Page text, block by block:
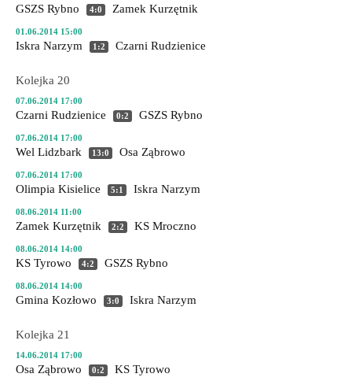
GSZS Rybno 4:0 Zamek Kurzętnik
01.06.2014 15:00
Iskra Narzym 1:2 Czarni Rudzienice
Kolejka 20
07.06.2014 17:00
Czarni Rudzienice 0:2 GSZS Rybno
07.06.2014 17:00
Wel Lidzbark 13:0 Osa Ząbrowo
07.06.2014 17:00
Olimpia Kisielice 5:1 Iskra Narzym
08.06.2014 11:00
Zamek Kurzętnik 2:2 KS Mroczno
08.06.2014 14:00
KS Tyrowo 4:2 GSZS Rybno
08.06.2014 14:00
Gmina Kozłowo 3:0 Iskra Narzym
Kolejka 21
14.06.2014 17:00
Osa Ząbrowo 0:2 KS Tyrowo